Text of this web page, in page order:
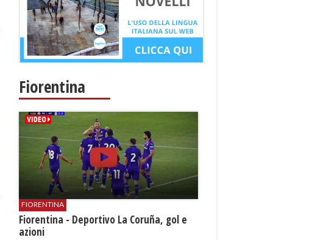
Fiorentina
FIORENTINA
Fiorentina - Deportivo La Coruña, gol e
azioni